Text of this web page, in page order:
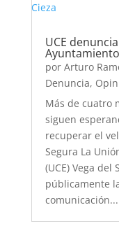
UCE
por Arturo
Denuncia,
Más de cuatro
siguen
recuperar el
Segura La
(UCE) Vega
públicamente
comunicación...